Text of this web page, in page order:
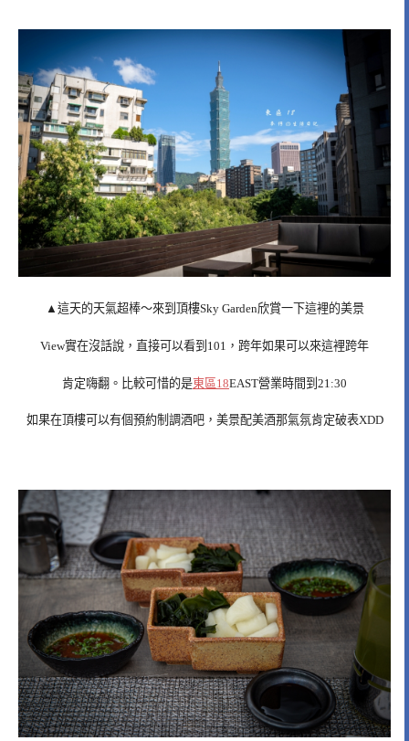
▲這天的天氣超棒～來到頂樓Sky Garden欣賞一下這裡的美景
View實在沒話說，直接可以看到101，跨年如果可以來這裡跨年
肯定嗨翻。比較可惜的是東區18EAST營業時間到21:30
如果在頂樓可以有個預約制調酒吧，美景配美酒那氣氛肯定破表XDD